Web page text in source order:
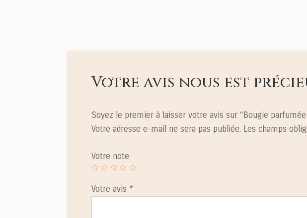
Votre avis nous est
Soyez le premier à laisser votre avis sur “Bougie
Votre adresse e-mail ne sera pas publiée. Les champs
Votre note
Votre avis *